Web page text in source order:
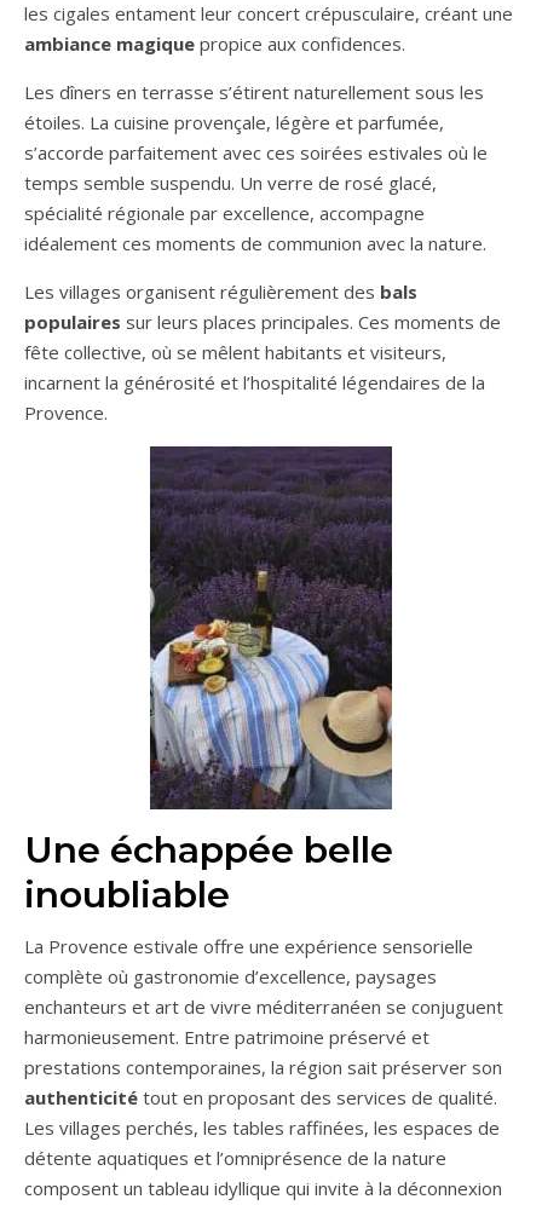
les cigales entament leur concert crépusculaire, créant une
ambiance magique propice aux confidences.
Les dîners en terrasse s’étirent naturellement sous les
étoiles. La cuisine provençale, légère et parfumée,
s’accorde parfaitement avec ces soirées estivales où le
temps semble suspendu. Un verre de rosé glacé,
spécialité régionale par excellence, accompagne
idéalement ces moments de communion avec la nature.
Les villages organisent régulièrement des bals
populaires sur leurs places principales. Ces moments de
fête collective, où se mêlent habitants et visiteurs,
incarnent la générosité et l’hospitalité légendaires de la
Provence.
Une échappée belle
inoubliable
La Provence estivale offre une expérience sensorielle
complète où gastronomie d’excellence, paysages
enchanteurs et art de vivre méditerranéen se conjuguent
harmonieusement. Entre patrimoine préservé et
prestations contemporaines, la région sait préserver son
authenticité tout en proposant des services de qualité.
Les villages perchés, les tables raffinées, les espaces de
détente aquatiques et l’omniprésence de la nature
composent un tableau idyllique qui invite à la déconnexion